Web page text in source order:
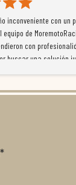
inconveniente con un
equipo de
con
buscar una solución
me ofrecieron unas